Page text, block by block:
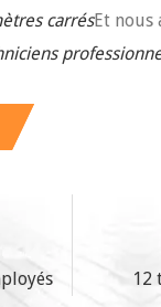
carrésEt nous
12